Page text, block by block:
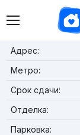
Адрес:
Метро:
Срок сдачи:
Отделка:
Парковка: